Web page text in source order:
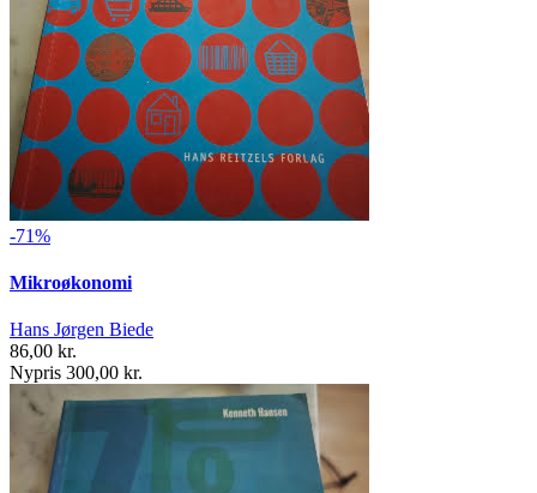
-71%
Mikroøkonomi
Hans Jørgen Biede
86,00 kr.
Nypris 300,00 kr.